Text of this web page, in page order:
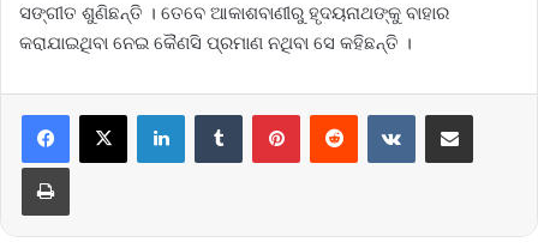
ସଙ୍ଗୀତ ଶୁଣିଛନ୍ତି । ତେବେ ଆକାଶବାଣୀରୁ ହୃଦୟନାଥଙ୍କୁ ବାହାର
କରାଯାଇଥିବା ନେଇ କୈଣସି ପ୍ରମାଣ ନଥିବା ସେ କହିଛନ୍ତି ।